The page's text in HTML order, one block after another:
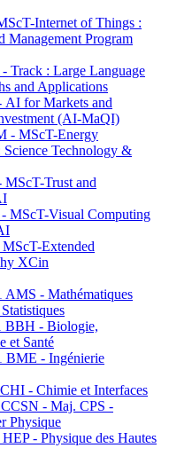
Internet of Things :
Management Program
Track : Large Language
and Applications
for Markets and
(AI-MaQI)
- MScT-Energy
Technology &
Trust and
MScT-Visual Computing
Extended
XCin
- Mathématiques
- Biologie,
et Santé
- Ingénierie
- Chimie et Interfaces
- Maj. CPS -
Physique
- Physique des Hautes